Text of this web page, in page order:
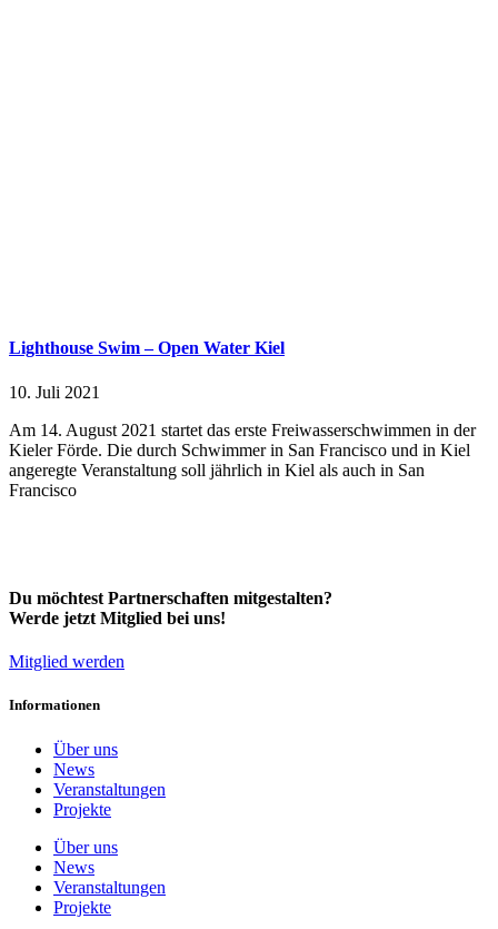
Lighthouse Swim – Open Water Kiel
10. Juli 2021
Am 14. August 2021 startet das erste Freiwasserschwimmen in der
Kieler Förde. Die durch Schwimmer in San Francisco und in Kiel
angeregte Veranstaltung soll jährlich in Kiel als auch in San
Francisco
Du möchtest Partnerschaften mitgestalten?
Werde jetzt Mitglied bei uns!
Mitglied werden
Informationen
Über uns
News
Veranstaltungen
Projekte
Über uns
News
Veranstaltungen
Projekte